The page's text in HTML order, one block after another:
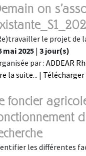
on
le projet de
mai 2025 | 3 jour(s)
par : ADDEAR
la suite... |
foncier
les différentes